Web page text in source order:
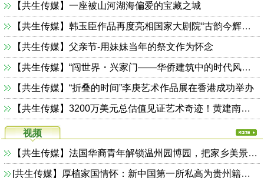
【共生传媒】一座被山河湖海偏爱的宝藏之城
【共生传媒】韩玉臣作品再度亮相国家大剧院“古韵今辉—中国当代美术名家经典作品展”
【共生传媒】父亲节-用妹妹当年的祭文作为怀念
【共生传媒】“闯世界・兴家门——华侨建筑中的时代风华与家国担当”展览开幕
【共生传媒】“折叠的时间”李庚艺术作品展在香港成功举办
【共生传媒】3200万美元总估值见证艺术奇迹！黄建南天价画作引领国际艺术变革
视频
【共生传媒】法国华裔青年解锁温州园博园，把家乡美景打包带回法国朋友圈
[共生传媒】厚植家国情怀：新中国第一所私高为贵州籍帮扶学子开端午茶话会